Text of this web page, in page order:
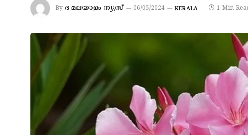
By ദ മലയാളം ന്യൂസ് 06/05/2024 KERALA 1 Min